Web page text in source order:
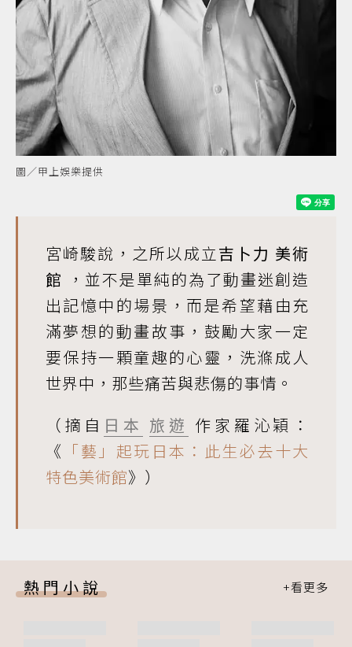
圖／甲上娛樂提供
宮崎駿說，之所以成立吉卜力 美術
館 ，並不是單純的為了動畫迷創造
出記憶中的場景，而是希望藉由充
滿夢想的動畫故事，鼓勵大家一定
要保持一顆童趣的心靈，洗滌成人
世界中，那些痛苦與悲傷的事情。
（摘自 日本 旅遊 作家羅沁穎：
《 「藝」起玩日本：此生必去十大
特色美術館》）
熱門小說